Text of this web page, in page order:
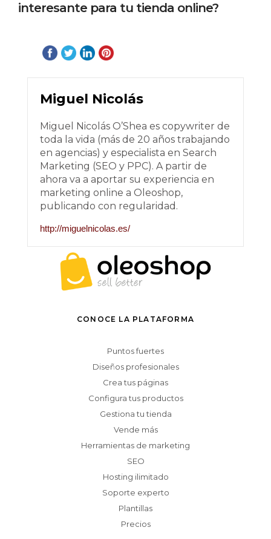
interesante para tu tienda online?
Miguel Nicolás
Miguel Nicolás O’Shea es copywriter de
toda la vida (más de 20 años trabajando
en agencias) y especialista en Search
Marketing (SEO y PPC). A partir de
ahora va a aportar su experiencia en
marketing online a Oleoshop,
publicando con regularidad.
http://miguelnicolas.es/
CONOCE LA PLATAFORMA
Puntos fuertes
Diseños profesionales
Crea tus páginas
Configura tus productos
Gestiona tu tienda
Vende más
Herramientas de marketing
SEO
Hosting ilimitado
Soporte experto
Plantillas
Precios